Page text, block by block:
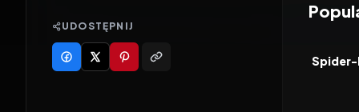
UDOSTĘPNIJ
FILM